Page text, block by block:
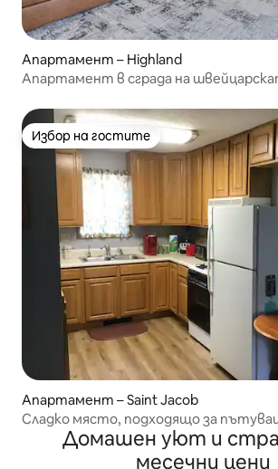
Апартамент – Highland
Апартамент в сграда на
Избор на гостите
Избор на гостите
Апартамент – Saint Jacob
Сладко място, подходящо за
работници
Домашен уют и
месечни цени